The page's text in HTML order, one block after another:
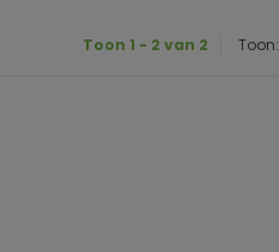
Toon 1 - 2 van 2 Toon: